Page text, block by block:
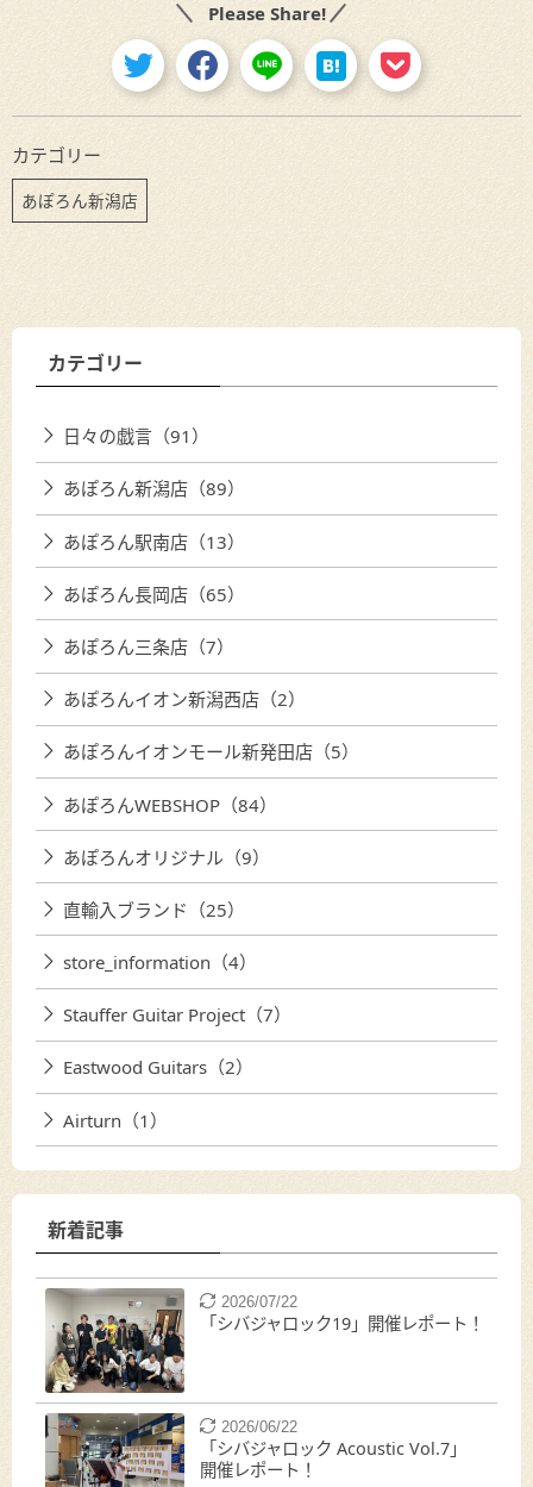
Please Share!
カテゴリー
あぽろん新潟店
カテゴリー
日々の戯言（91）
あぽろん新潟店（89）
あぽろん駅南店（13）
あぽろん長岡店（65）
あぽろん三条店（7）
あぽろんイオン新潟西店（2）
あぽろんイオンモール新発田店（5）
あぽろんWEBSHOP（84）
あぽろんオリジナル（9）
直輸入ブランド（25）
store_information（4）
Stauffer Guitar Project（7）
Eastwood Guitars（2）
Airturn（1）
新着記事
2026/07/22
「シバジャロック19」開催レポート！
2026/06/22
「シバジャロック Acoustic Vol.7」
開催レポート！